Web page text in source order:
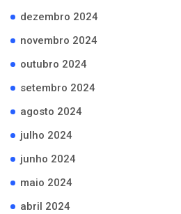
dezembro 2024
novembro 2024
outubro 2024
setembro 2024
agosto 2024
julho 2024
junho 2024
maio 2024
abril 2024